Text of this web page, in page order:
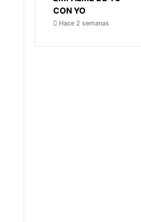
CON YO
Hace 2 semanas